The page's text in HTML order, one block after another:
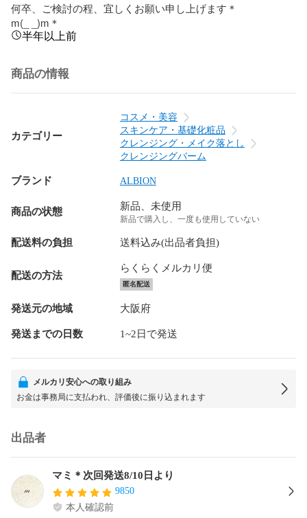
何卒、ご検討の程、宜しくお願い申し上げます＊
m(_ _)m＊
半年以上前
商品の情報
カテゴリー
コスメ・美容
スキンケア・基礎化粧品
クレンジング・メイク落とし
クレンジングバーム
ブランド ALBION
商品の状態 新品、未使用
新品で購入し、一度も使用していない
配送料の負担 送料込み(出品者負担)
配送の方法
らくらくメルカリ便
匿名配送
発送元の地域 大阪府
発送までの日数 1~2日で発送
メルカリ安心への取り組み
お金は事務局に支払われ、評価後に振り込まれます
出品者
マミ＊次回発送8/10日より
9850
本人確認前